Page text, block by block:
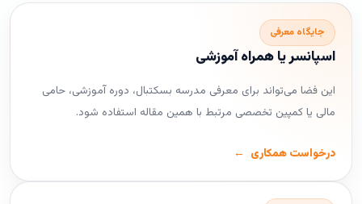
جایگاه معرفی
اسپانسر یا همراه آموزشی
این فضا می‌تواند برای معرفی مدرسه بسکتبال، دوره آموزشی، حامی
مالی یا کمپین تخصصی مرتبط با همین مقاله استفاده شود.
درخواست همکاری